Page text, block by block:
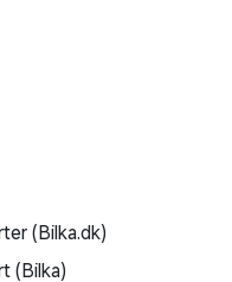
(Bilka.dk)
(Bilka)